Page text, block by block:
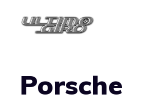
Porsche